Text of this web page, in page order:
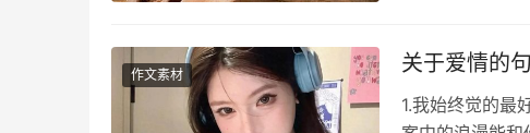
作文素材 关于爱情的
1.我始终觉的最